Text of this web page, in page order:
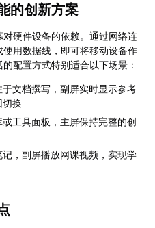
的创新方案
硬件设备的依赖。通过网络连
用数据线，即可将移动设备作
配置方式特别适合以下场景：
文档撰写，副屏实时显示参考
切换
工具面板，主屏保持完整的创
，副屏播放网课视频，实现学